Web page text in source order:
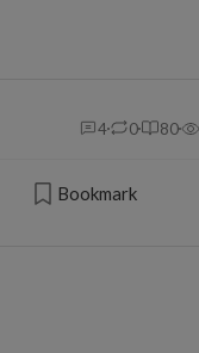
4 0 80
Bookmark